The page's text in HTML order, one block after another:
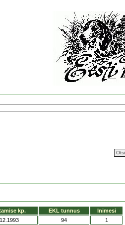
kp. EKL tunnus
Inimesi
94 1